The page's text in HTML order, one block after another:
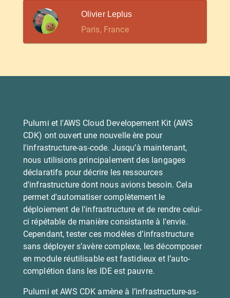
Olivier Leplus
Paris, France
Pulumi et l'AWS Cloud Developement Kit (AWS
CDK) ont ouvert une nouvelle ère pour
l'infrastructure-as-code. Jusqu’à maintenant,
nous utilisions principalement des langages
déclaratifs pour décrire les ressources
d'infrastructure dont nous avions besoin. Cela
permet d'automatiser complètement le
déploiement de l'infrastructure et de rendre celui-
ci répétable de manière consistante à l'envie.
Cependant, tester ces modèles d’infrastructure
sans déployer s’avère complexe, les décomposer
en module réutilisable est fastidieux et l’auto-
complétion dans les IDE est pauvre.
Pulumi et AWS CDK amène à l’infrastructure-as-